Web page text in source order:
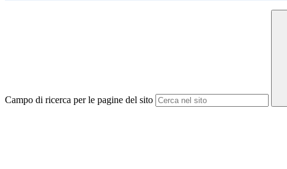
Campo di ricerca per le pagine del sito